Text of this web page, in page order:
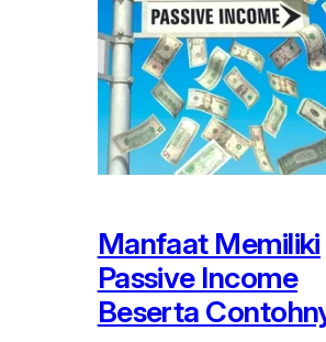
Manfaat Memiliki
Passive Income
Beserta